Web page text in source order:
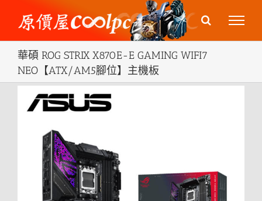
content
華碩 ROG STRIX X870E-E GAMING WIFI7
NEO【ATX/AM5腳位】主機板
Larger